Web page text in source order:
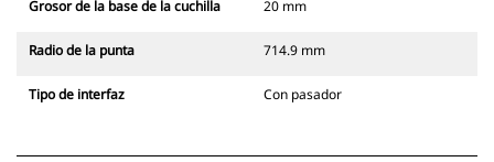
Grosor de la base de la cuchilla 20 mm
Radio de la punta 714.9 mm
Tipo de interfaz Con pasador